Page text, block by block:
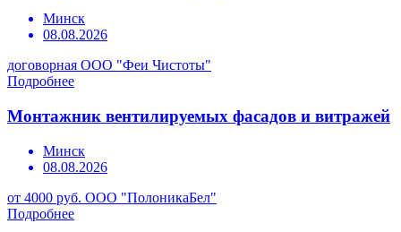
Минск
08.08.2026
договорная ООО "Феи Чистоты"
Подробнее
Монтажник вентилируемых фасадов и витражей
Минск
08.08.2026
от 4000 руб. ООО "ПолоникаБел"
Подробнее